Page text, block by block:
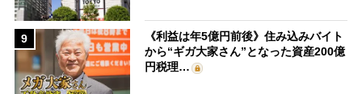
9
《利益は年5億円前後》住み込みバイト
から“ギガ大家さん”となった資産200億
円税理…